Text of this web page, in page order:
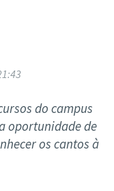
do campus
oportunidade de
os cantos à